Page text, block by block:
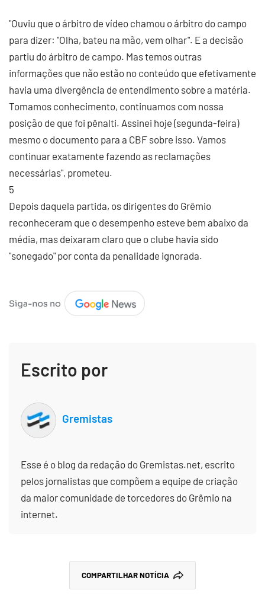
"Ouviu que o árbitro de vídeo chamou o árbitro do campo
para dizer: "Olha, bateu na mão, vem olhar". E a decisão
partiu do árbitro de campo. Mas temos outras
informações que não estão no conteúdo que efetivamente
havia uma divergência de entendimento sobre a matéria.
Tomamos conhecimento, continuamos com nossa
posição de que foi pênalti. Assinei hoje (segunda-feira)
mesmo o documento para a CBF sobre isso. Vamos
continuar exatamente fazendo as reclamações
necessárias", prometeu.
5
Depois daquela partida, os dirigentes do Grêmio
reconheceram que o desempenho esteve bem abaixo da
média, mas deixaram claro que o clube havia sido
"sonegado" por conta da penalidade ignorada.
Escrito por
Gremistas
Esse é o blog da redação do Gremistas.net, escrito
pelos jornalistas que compõem a equipe de criação
da maior comunidade de torcedores do Grêmio na
internet.
COMPARTILHAR NOTÍCIA